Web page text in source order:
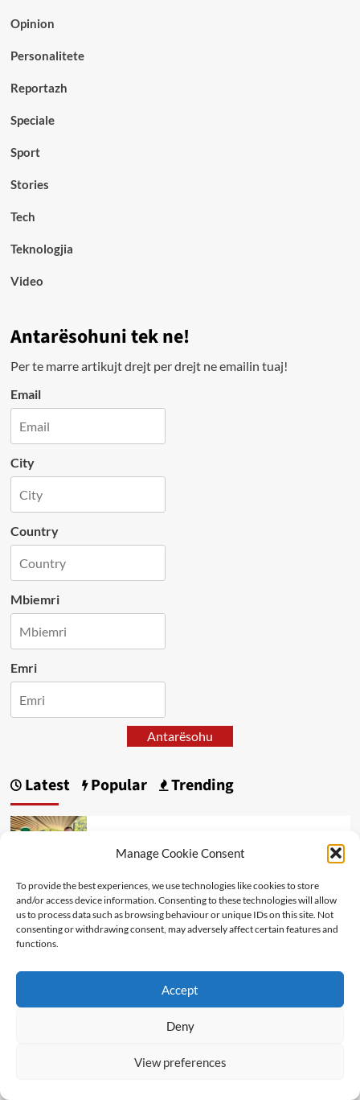
Manage Cookie Consent
To provide the best experiences, we use technologies like cookies to store
and/or access device information. Consenting to these technologies will allow
us to process data such as browsing behaviour or unique IDs on this site. Not
consenting or withdrawing consent, may adversely affect certain features and
functions.
Accept
Deny
View preferences
Opinion
Personalitete
Reportazh
Speciale
Sport
Stories
Tech
Teknologjia
Video
Antarësohuni tek ne!
Per te marre artikujt drejt per drejt ne emailin tuaj!
Email
City
Country
Mbiemri
Emri
Antarësohu
Latest Popular Trending
SPAÇI NUK E MPOSHTI SHPIRTIN
Personalitete
SA I THJESHTË NË DUKJE, AQ DHE I
Art Kulture
ZËRA NGA NËNDHEU